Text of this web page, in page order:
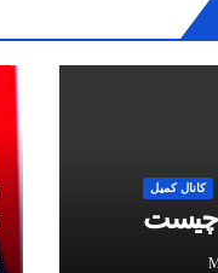
کانال کمیل
چیست